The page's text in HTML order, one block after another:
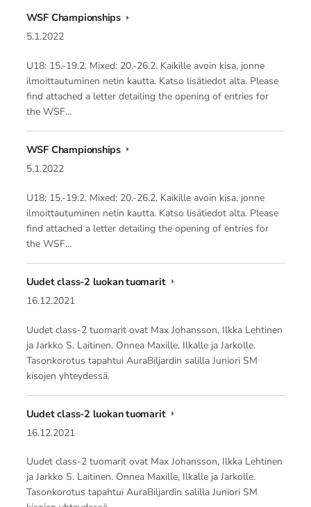
WSF Championships
5.1.2022
U18: 15.-19.2. Mixed: 20.-26.2. Kaikille avoin kisa, jonne
ilmoittautuminen netin kautta. Katso lisätiedot alta. Please
find attached a letter detailing the opening of entries for
the WSF…
WSF Championships
5.1.2022
U18: 15.-19.2. Mixed: 20.-26.2. Kaikille avoin kisa, jonne
ilmoittautuminen netin kautta. Katso lisätiedot alta. Please
find attached a letter detailing the opening of entries for
the WSF…
Uudet class-2 luokan tuomarit
16.12.2021
Uudet class-2 tuomarit ovat Max Johansson, Ilkka Lehtinen
ja Jarkko S. Laitinen. Onnea Maxille, Ilkalle ja Jarkolle.
Tasonkorotus tapahtui AuraBiljardin salilla Juniori SM
kisojen yhteydessä.
Uudet class-2 luokan tuomarit
16.12.2021
Uudet class-2 tuomarit ovat Max Johansson, Ilkka Lehtinen
ja Jarkko S. Laitinen. Onnea Maxille, Ilkalle ja Jarkolle.
Tasonkorotus tapahtui AuraBiljardin salilla Juniori SM